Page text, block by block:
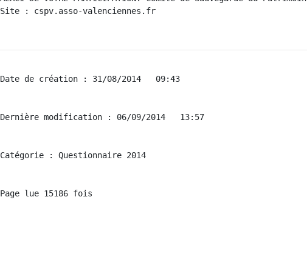
Site : cspv.asso-valenciennes.fr